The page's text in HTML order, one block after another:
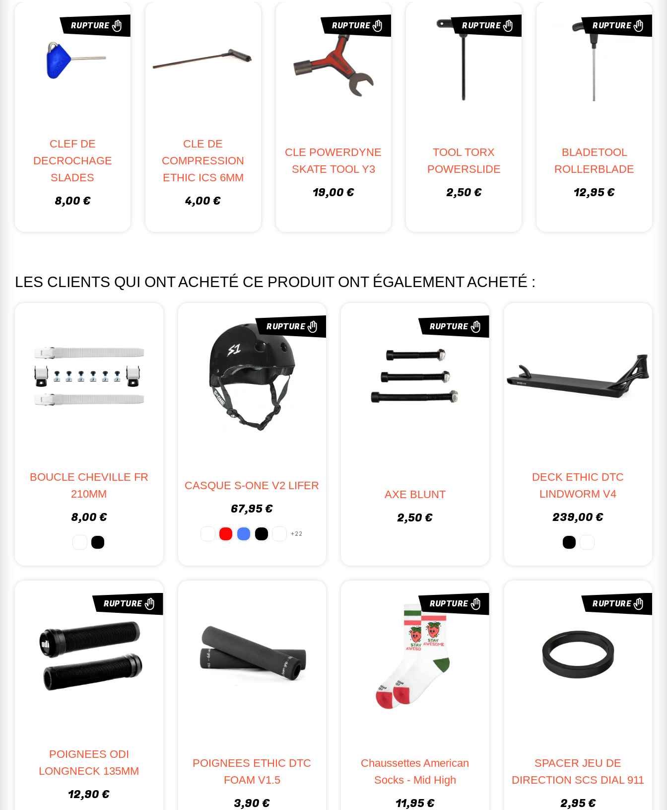
RUPTURE
CLEF DE
DECROCHAGE
SLADES
8,00 €
CLE DE
COMPRESSION
ETHIC ICS 6MM
4,00 €
RUPTURE
CLE POWERDYNE
SKATE TOOL Y3
19,00 €
RUPTURE
TOOL TORX
POWERSLIDE
2,50 €
RUPTURE
BLADETOOL
ROLLERBLADE
12,95 €
LES CLIENTS QUI ONT ACHETÉ CE PRODUIT ONT ÉGALEMENT ACHETÉ :
BOUCLE CHEVILLE FR
210MM
8,00 €
RUPTURE
CASQUE S-ONE V2 LIFER
67,95 €
+22
RUPTURE
AXE BLUNT
2,50 €
DECK ETHIC DTC
LINDWORM V4
239,00 €
RUPTURE
POIGNEES ODI
LONGNECK 135MM
12,90 €
POIGNEES ETHIC DTC
FOAM V1.5
3,90 €
RUPTURE
Chaussettes American
Socks - Mid High
11,95 €
RUPTURE
SPACER JEU DE
DIRECTION SCS DIAL 911
2,95 €